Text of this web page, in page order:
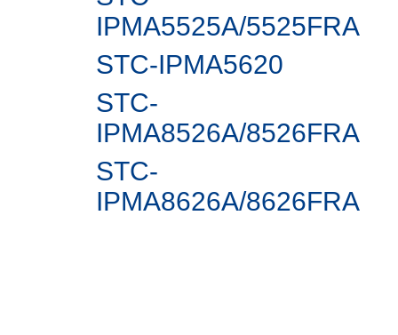
IPMA5525A/5525FRA
STC-IPMА5620
STC-
IPMA8526A/8526FRA
STC-
IPMA8626A/8626FRA